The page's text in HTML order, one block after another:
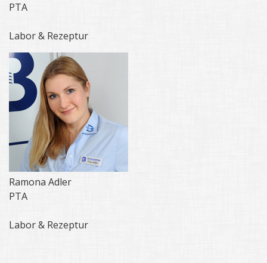
PTA
Labor & Rezeptur
Ramona Adler
PTA
Labor & Rezeptur